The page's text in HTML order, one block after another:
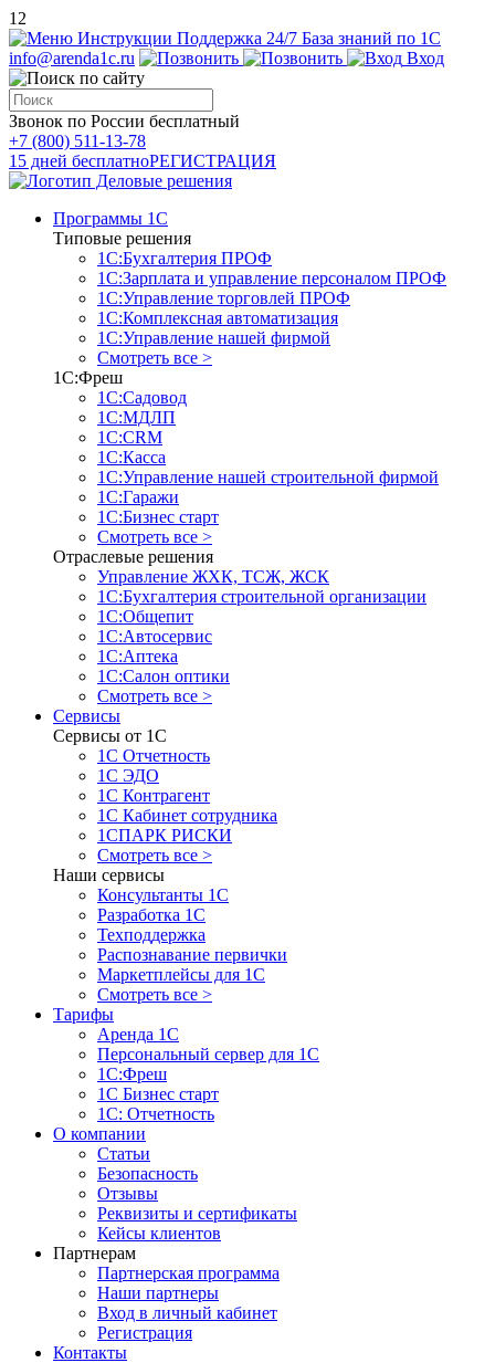
12
Инструкции Поддержка 24/7 База знаний по 1С
info@arenda1c.ru
Вход
Звонок по России бесплатный
+7 (800) 511-13-78
15 дней бесплатноРЕГИСТРАЦИЯ
Программы 1С
Типовые решения
1С:Бухгалтерия ПРОФ
1С:Зарплата и управление персоналом ПРОФ
1С:Управление торговлей ПРОФ
1С:Комплексная автоматизация
1С:Управление нашей фирмой
Смотреть все >
1С:Фреш
1С:Садовод
1С:МДЛП
1С:CRM
1С:Касса
1С:Управление нашей строительной фирмой
1С:Гаражи
1С:Бизнес старт
Смотреть все >
Отраслевые решения
Управление ЖХК, ТСЖ, ЖСК
1С:Бухгалтерия строительной организации
1С:Общепит
1С:Автосервис
1С:Аптека
1С:Салон оптики
Смотреть все >
Сервисы
Сервисы от 1С
1С Отчетность
1С ЭДО
1С Контрагент
1С Кабинет сотрудника
1СПАРК РИСКИ
Смотреть все >
Наши сервисы
Консультанты 1С
Разработка 1С
Техподдержка
Распознавание первички
Маркетплейсы для 1С
Смотреть все >
Тарифы
Аренда 1С
Персональный сервер для 1С
1С:Фреш
1С Бизнес старт
1С: Отчетность
О компании
Статьи
Безопасность
Отзывы
Реквизиты и сертификаты
Кейсы клиентов
Партнерам
Партнерская программа
Наши партнеры
Вход в личный кабинет
Регистрация
Контакты